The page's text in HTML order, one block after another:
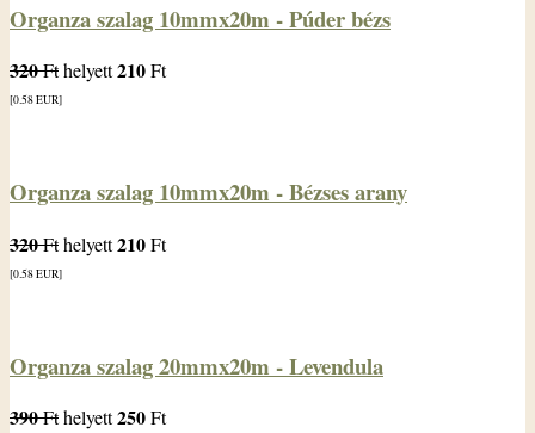
Organza szalag 10mmx20m - Púder bézs
320Fthelyett210Ft
[0.58EUR]
Organza szalag 10mmx20m - Bézses arany
320Fthelyett210Ft
[0.58EUR]
Organza szalag 20mmx20m - Levendula
390Fthelyett250Ft